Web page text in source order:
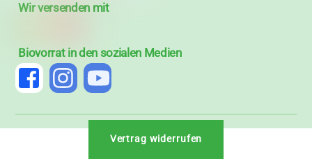
Wir versenden mit
Biovorrat in den sozialen Medien
Vertrag widerrufen